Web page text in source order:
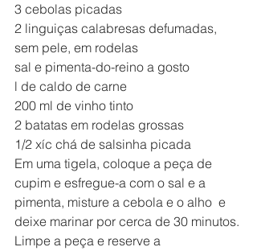
3 cebolas picadas
2 linguiças calabresas defumadas,
sem pele, em rodelas
sal e pimenta-do-reino a gosto
l de caldo de carne
200 ml de vinho tinto
2 batatas em rodelas grossas
1/2 xíc chá de salsinha picada
Em uma tigela, coloque a peça de
cupim e esfregue-a com o sal e a
pimenta, misture a cebola e o alho  e
deixe marinar por cerca de 30 minutos.
Limpe a peça e reserve a